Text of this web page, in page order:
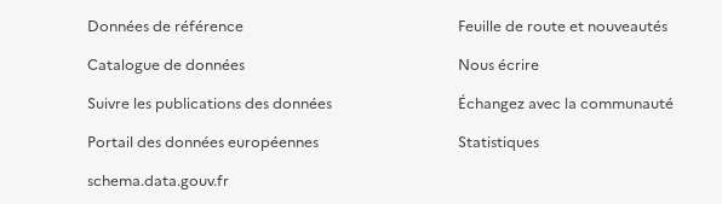
Données de référence
Catalogue de données
Suivre les publications des données
Portail des données européennes
schema.data.gouv.fr
Feuille de route et nouveautés
Nous écrire
Échangez avec la communauté
Statistiques